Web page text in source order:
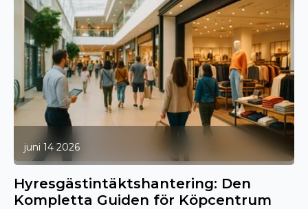
juni 14 2026
Hyresgästintäktshantering: Den
Kompletta Guiden för Köpcentrum